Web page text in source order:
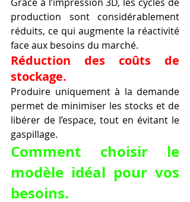
production sont considérablement
réduits, ce qui augmente la réactivité
face aux besoins du marché.
Réduction des coûts de
stockage.
Produire uniquement à la demande
permet de minimiser les stocks et de
libérer de l’espace, tout en évitant le
gaspillage.
Comment choisir le
modèle idéal pour vos
besoins.